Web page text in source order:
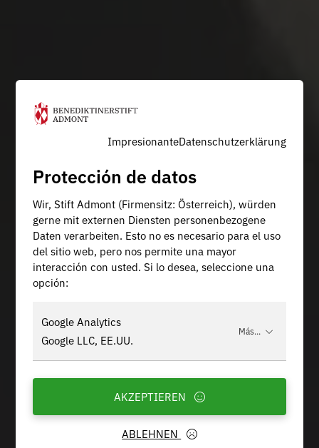
ImpresionanteDatenschutzerklärung
Protección de datos
Wir, Stift Admont (Firmensitz: Österreich), würden
gerne mit externen Diensten personenbezogene
Daten verarbeiten. Esto no es necesario para el uso
del sitio web, pero nos permite una mayor
interacción con usted. Si lo desea, seleccione una
opción:
Google Analytics
Google LLC, EE.UU.
Más...
ABLEHNEN
AKZEPTIEREN